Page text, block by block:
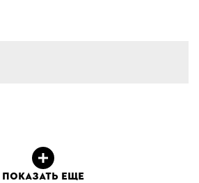
ПОКАЗАТЬ ЕЩЕ